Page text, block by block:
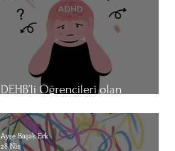
DEHB’li Öğrencileri olan
Ayşe Başak Erk
28 Nis